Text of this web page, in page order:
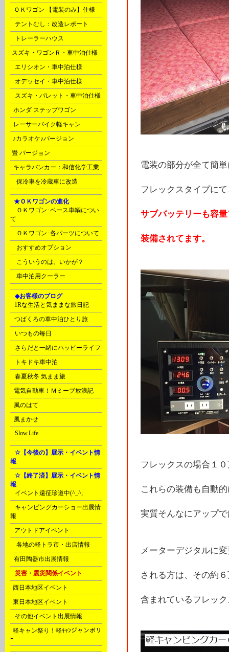
ＯＫワゴン 【電装のみ】仕様
テントむし：改造レポート
トレーラーハウス
スズキ・ワゴンＲ・車中泊仕様
エリシオン・車中泊仕様
オデッセイ・車中泊仕様
スズキ・パレット・車中泊仕様
ホンダ ステップワゴン
レーサーバイク軽キャン
♪カラオケ♪バージョン
畳 バージョン
キャラバンカー：和信化学工業
保冷車を冷蔵車に改造
★ＯＫワゴンの進化
ＯＫワゴン･ベース車輌につい
て
ＯＫワゴン･各パーツについて
おすすめオプション
こういうのは、いかが？
車中泊用クーラー
◆お客様のブログ
1Rな生活と気ままな旅日記
つばくろの車中泊ひとり旅
いつもの毎日
さらだと一緒にハッピーライフ
トキドキ車中泊
春夏秋冬 気まま旅
電気自動車！Ｍミーブ放浪記
風のはて
風まかせ
Slow.Life
☆【今後の】展示・イベント情
報
☆【終了済】展示・イベント情
報
イベント遠征珍道中(^_^;
キャンピングカーショー出展情
報
アウトドアイベント
各地の軽トラ市・出店情報
有田陶器市出展情報
災害・震災関係イベント
西日本地区イベント
東日本地区イベント
その他イベント出展情報
軽キャン祭り！軽ｷｬﾝジャンボリ
ｰ
電装の部分が全て簡
フレックスタイプにて
サブバッテリーも容
装備されてます。
フレックスの場合１
これらの装備も自動
実質そんなにアップ
メーターデジタルに
される方は、その約
含まれているフレッ